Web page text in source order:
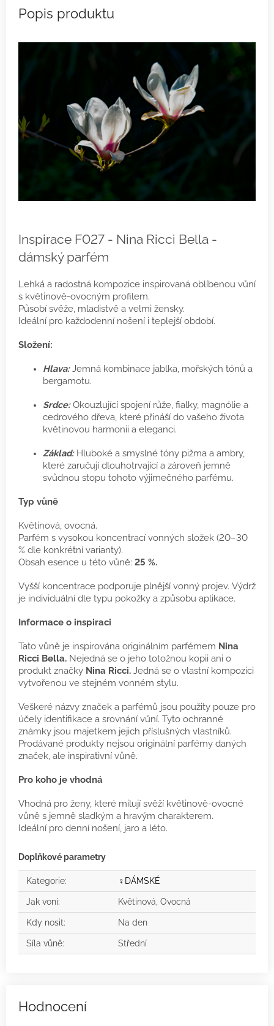
Inspirace F027 - Nina Ricci Bella -
dámský parfém
Lehká a radostná kompozice inspirovaná oblíbenou vůní
s květinově-ovocným profilem.
Působí svěže, mladistvě a velmi žensky.
Ideální pro každodenní nošení i teplejší období.
Složení:
Hlava: Jemná kombinace jablka, mořských tónů a
bergamotu.
Srdce: Okouzlující spojení růže, fialky, magnólie a
cedrového dřeva, které přináší do vašeho života
květinovou harmonii a eleganci.
Základ: Hluboké a smyslné tóny pižma a ambry,
které zaručují dlouhotrvající a zároveň jemně
svůdnou stopu tohoto výjimečného parfému.
Typ vůně
Květinová, ovocná.
Parfém s vysokou koncentrací vonných složek (20–30
% dle konkrétní varianty).
Obsah esence u této vůně: 25 %.
Vyšší koncentrace podporuje plnější vonný projev. Výdrž
je individuální dle typu pokožky a způsobu aplikace.
Informace o inspiraci
Tato vůně je inspirována originálním parfémem Nina
Ricci Bella. Nejedná se o jeho totožnou kopii ani o
produkt značky Nina Ricci. Jedná se o vlastní kompozici
vytvořenou ve stejném vonném stylu.
Veškeré názvy značek a parfémů jsou použity pouze pro
účely identifikace a srovnání vůní. Tyto ochranné
známky jsou majetkem jejich příslušných vlastníků.
Prodávané produkty nejsou originální parfémy daných
značek, ale inspirativní vůně.
Pro koho je vhodná
Vhodná pro ženy, které milují svěží květinově-ovocné
vůně s jemně sladkým a hravým charakterem.
Ideální pro denní nošení, jaro a léto.
Doplňkové parametry
Kategorie: ♀️DÁMSKÉ
Jak voní: Květinová, Ovocná
Kdy nosit: Na den
Síla vůně: Střední